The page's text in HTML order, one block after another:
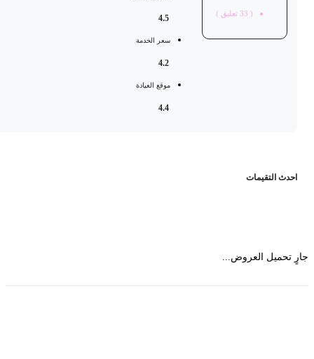
33 تعليق )
سعر الخدمة
موقع العيادة
التقيمات
تحميل العروض...